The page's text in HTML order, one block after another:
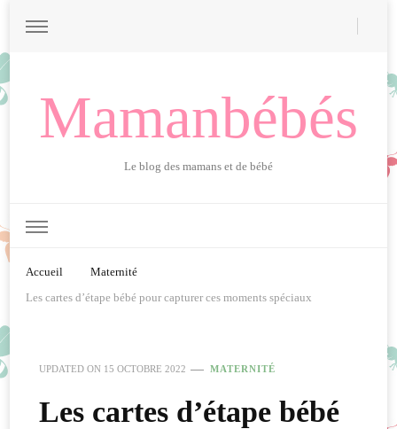
Mamanbébés
Le blog des mamans et de bébé
Accueil
Maternité
Les cartes d’étape bébé pour capturer ces moments spéciaux
UPDATED ON 15 OCTOBRE 2022 MATERNITÉ
Les cartes d’étape bébé